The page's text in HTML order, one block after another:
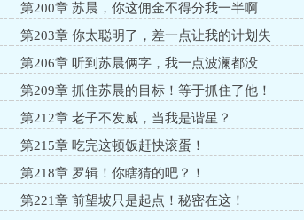
第200章 苏晨，你这佣金不得分我一半啊
第203章 你太聪明了，差一点让我的计划失
控！
第206章 听到苏晨俩字，我一点波澜都没
第209章 抓住苏晨的目标！等于抓住了他！
第212章 老子不发威，当我是谐星？
第215章 吃完这顿饭赶快滚蛋！
第218章 罗辑！你瞎猜的吧？！
第221章 前望坡只是起点！秘密在这！